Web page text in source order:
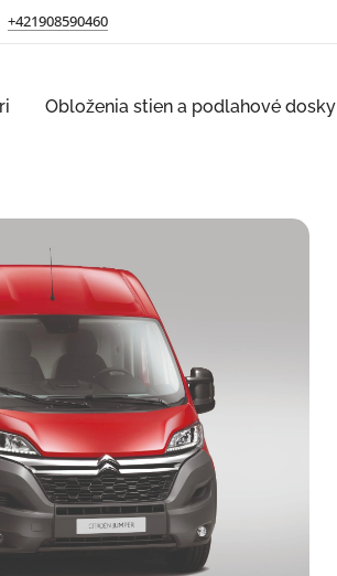
+421908590460
Obloženia stien a podlahové dosky